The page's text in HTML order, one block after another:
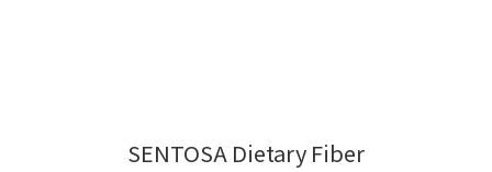
SENTOSA Dietary Fiber